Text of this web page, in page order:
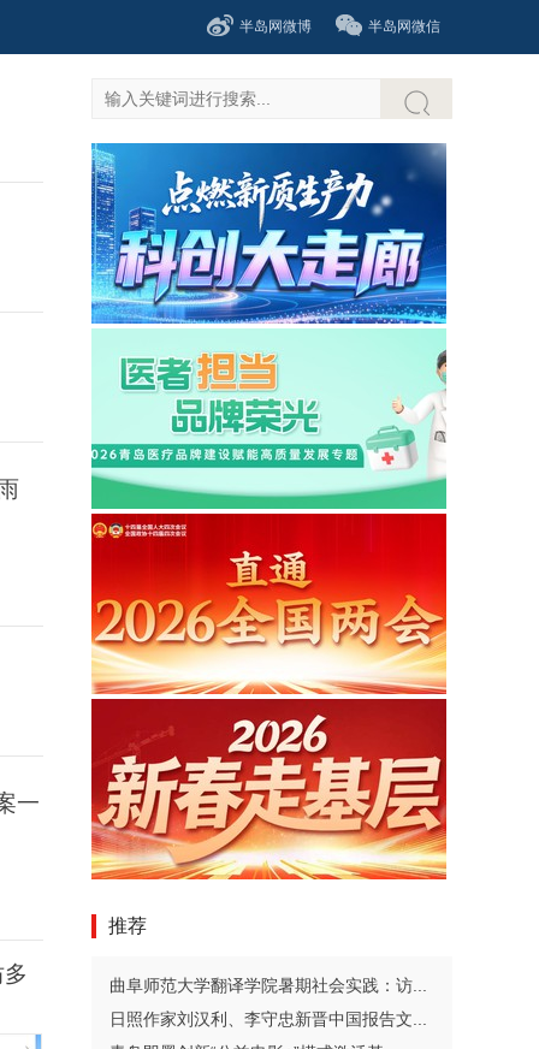
半岛网微博 半岛网微信
一
推荐
曲阜师范大学翻译学院暑期社会实践：访...
日照作家刘汉利、李守忠新晋中国报告文...